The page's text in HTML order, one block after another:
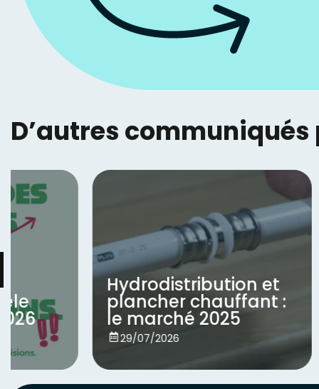
D’autres
Hydrodistribution et
plancher chauffant :
le marché 2025
29/07/2026
Voir
Tec7
et
29/07/